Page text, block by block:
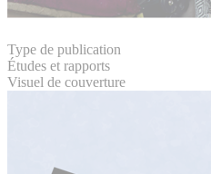
Type de publication
Études et rapports
Visuel de couverture